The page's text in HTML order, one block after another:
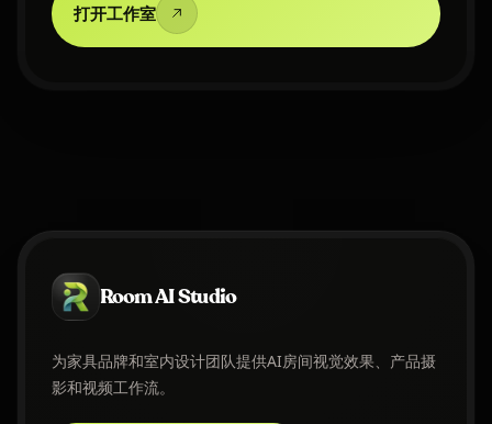
打开工作室
Room AI Studio
为家具品牌和室内设计团队提供AI房间视觉效果、产品摄
影和视频工作流。